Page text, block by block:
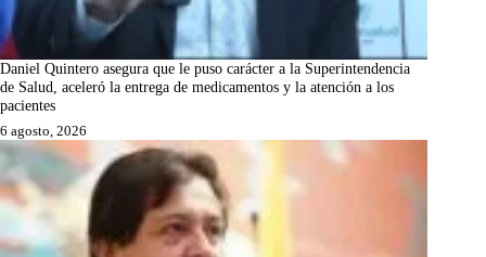
Daniel Quintero asegura que le puso carácter a la Superintendencia
de Salud, aceleró la entrega de medicamentos y la atención a los
pacientes
6 agosto, 2026